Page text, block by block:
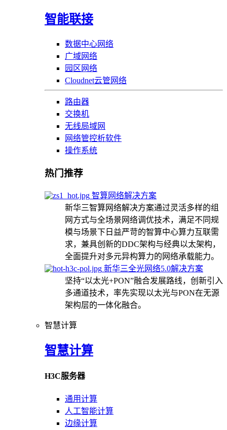
智能联接
数据中心网络
广域网络
园区网络
Cloudnet云管网络
路由器
交换机
无线局域网
网络管控析软件
操作系统
热门推荐
智算网络解决方案
新华三智算网络解决方案通过灵活多样的组
网方式与全场景网络调优技术，满足不同规
模与场景下日益严苛的智算中心算力互联需
求，兼具创新的DDC架构与经典以太架构，
全面提升对多元异构算力的网络承载能力。
新华三全光网络5.0解决方案
坚持“以太光+PON”融合发展路线，创新引入
多通道技术，率先实现以太光与PON在无源
架构层的一体化融合。
智慧计算
智慧计算
H3C服务器
通用计算
人工智能计算
边缘计算